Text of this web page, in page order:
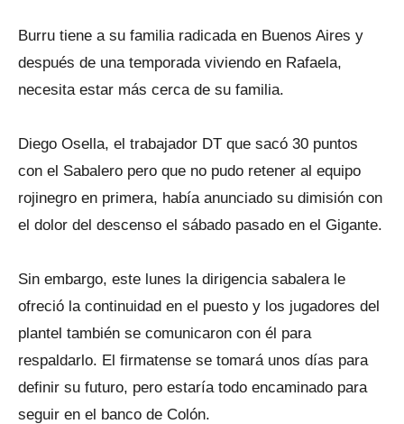
Burru tiene a su familia radicada en Buenos Aires y
después de una temporada viviendo en Rafaela,
necesita estar más cerca de su familia.
Diego Osella, el trabajador DT que sacó 30 puntos
con el Sabalero pero que no pudo retener al equipo
rojinegro en primera, había anunciado su dimisión con
el dolor del descenso el sábado pasado en el Gigante.
Sin embargo, este lunes la dirigencia sabalera le
ofreció la continuidad en el puesto y los jugadores del
plantel también se comunicaron con él para
respaldarlo. El firmatense se tomará unos días para
definir su futuro, pero estaría todo encaminado para
seguir en el banco de Colón.